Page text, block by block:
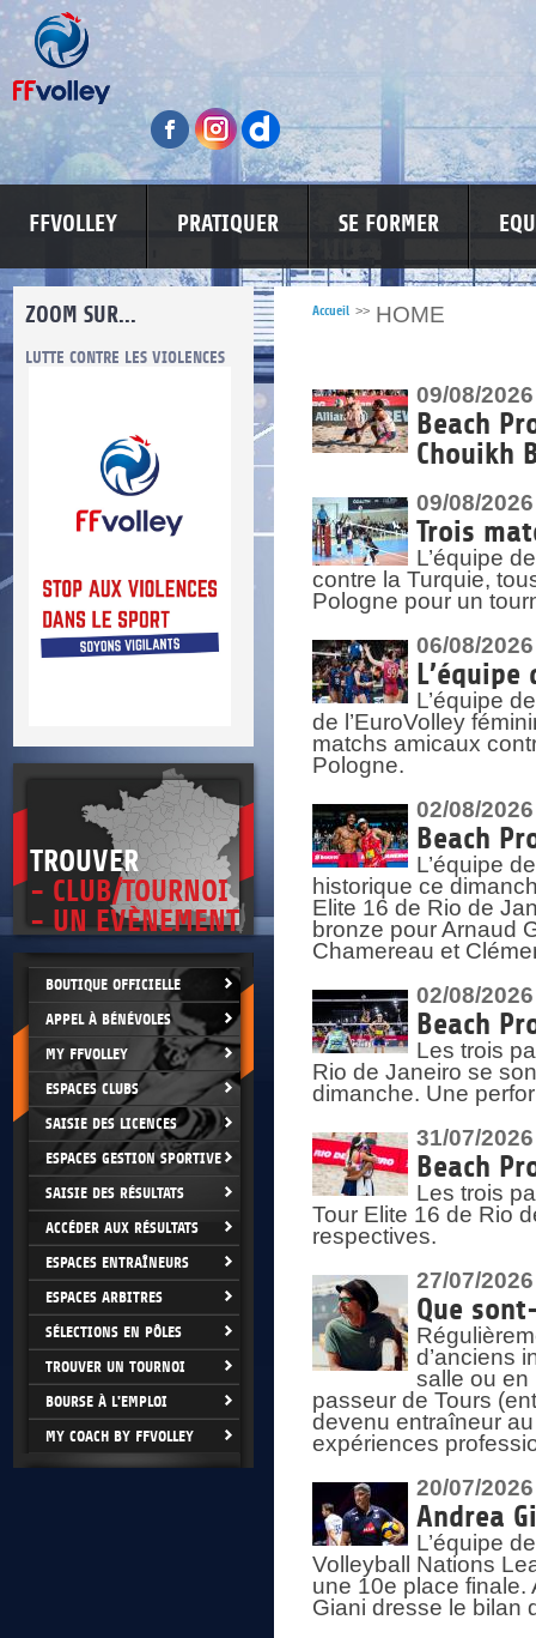
FFVOLLEY PRATIQUER SE FORMER
ZOOM SUR...
LUTTE CONTRE LES VIOLENCES MA PETITE SPONSO
>
TROUVER
- CLUB/TOURNOI
- UN EVÈNEMENT
BOUTIQUE OFFICIELLE
APPEL À BÉNÉVOLES
MY FFVOLLEY
ESPACES CLUBS
SAISIE DES LICENCES
ESPACES GESTION SPORTIVE
SAISIE DES RÉSULTATS
ACCÉDER AUX RÉSULTATS
ESPACES ENTRAÎNEURS
ESPACES ARBITRES
SÉLECTIONS EN PÔLES
TROUVER UN TOURNOI
BOURSE À L'EMPLOI
MY COACH BY FFVOLLEY
Accueil >> HOME
09/08/2026
Beach
Chouikh
09/08/2026
Trois
L’équipe
contre la Turquie,
Pologne pour un
06/08/2026
L’équipe
L’équipe
de l’EuroVolley
matchs amicaux
Pologne.
02/08/2026
Beach
L’équipe
historique ce
Elite 16 de Rio de
bronze pour Arnaud
Chamereau et
02/08/2026
Beach
Les trois
Rio de Janeiro se
dimanche. Une
31/07/2026
Beach
Les trois
Tour Elite 16 de Rio
respectives.
27/07/2026
Que
d’anciens
salle ou en
passeur de Tours
devenu entraîneur
expériences
20/07/2026
Andrea
L’équipe
Volleyball Nations
une 10e place finale.
Giani dresse le bilan